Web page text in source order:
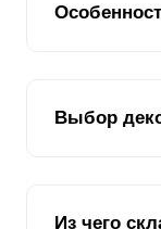
Мы подумали:
ламели
классика?
Выбор
Во всех наших
Из чего